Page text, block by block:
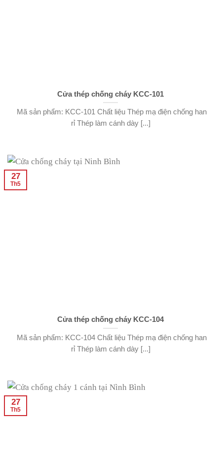
Cửa thép chống cháy KCC-101
Mã sản phẩm: KCC-101 Chất liệu Thép mạ điện chống han
rỉ Thép làm cánh dày [...]
Cửa thép chống cháy KCC-104
Mã sản phẩm: KCC-104 Chất liệu Thép mạ điện chống han
rỉ Thép làm cánh dày [...]
27
Th5
27
Th5